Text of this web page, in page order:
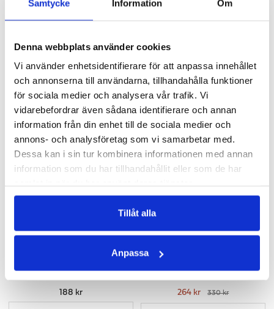
Samtycke Information Om
Denna webbplats använder cookies
Vi använder enhetsidentifierare för att anpassa innehållet
och annonserna till användarna, tillhandahålla funktioner
för sociala medier och analysera vår trafik. Vi
vidarebefordrar även sådana identifierare och annan
information från din enhet till de sociala medier och
annons- och analysföretag som vi samarbetar med.
Dessa kan i sin tur kombinera informationen med annan
information som du har tillhandahållit eller som de har
Tillåt alla
Anpassa
PREMIUM VITAMIN B12
Bidrar till minskad trötthet & utmattning
188 kr
Naturligt stöd för huden
321 kr
188 kr 264 kr 330 kr